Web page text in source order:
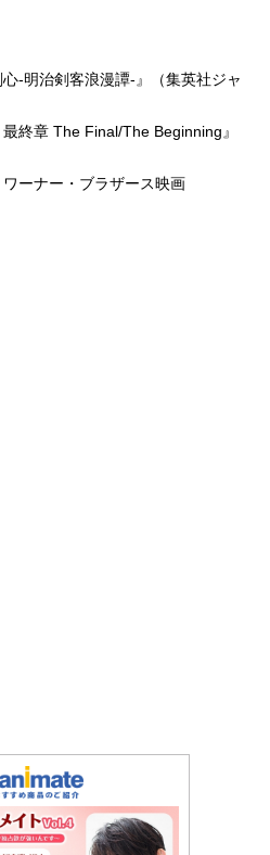
-明治剣客浪漫譚-』（集英社ジャ
終章 The Final/The Beginning』
ーナー・ブラザース映画